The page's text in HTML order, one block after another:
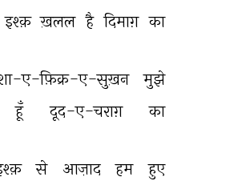
इश्क़ ख़लल है दिमाग़ का
ए-फ़िक्र-ए-सुख़न
मुझे
हूँ दूद-ए-चराग़ का
से आज़ाद हम
हुए